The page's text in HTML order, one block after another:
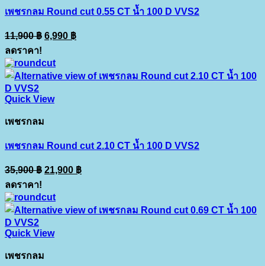
เพชรกลม Round cut 0.55 CT น้ำ 100 D VVS2
11,900฿ Original
price
11,900 ฿.
6,990 ฿Current
price
ลดราคา!
Quick View
เพชรกลม
เพชรกลม Round cut 2.10 CT น้ำ 100 D VVS2
35,900฿ Original
price
35,900 ฿.
21,900 ฿Current
price
ลดราคา!
Quick View
เพชรกลม